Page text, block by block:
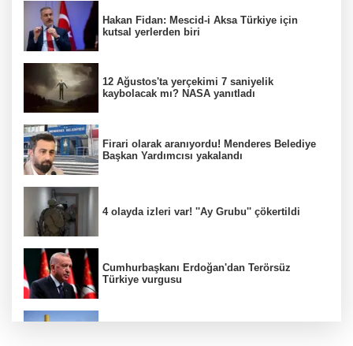
Hakan Fidan: Mescid-i Aksa Türkiye için
kutsal yerlerden biri
12 Ağustos'ta yerçekimi 7 saniyelik
kaybolacak mı? NASA yanıtladı
Firari olarak aranıyordu! Menderes Belediye
Başkan Yardımcısı yakalandı
4 olayda izleri var! ''Ay Grubu'' çökertildi
Cumhurbaşkanı Erdoğan'dan Terörsüz
Türkiye vurgusu